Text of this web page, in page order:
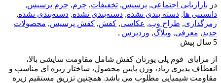
اجتماعی پرسیس, تخفیفات ,چرم,چرم پرسیس,
,دسته بندی نشده,دسته‌بندی نشده,دسته‌بندی نشده,
,طراح وب,عکاسی, کفش, کفش پرسیس , محصولات
, وبلاگ, وردپرس ,
فوم پلی یورتان کفش شامل مقاومت سایشی بالا،
زیاد، وزن پایین محصول، ساختار زیره ای مناسب و
مطلوب می باشد. همچنین تزریق مستقیم زیره